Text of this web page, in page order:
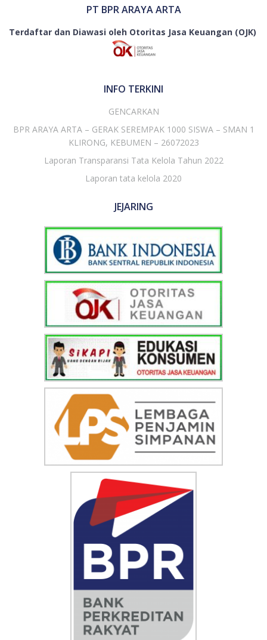
PT BPR ARAYA ARTA
Terdaftar dan Diawasi oleh Otoritas Jasa Keuangan (OJK)
INFO TERKINI
GENCARKAN
BPR ARAYA ARTA – GERAK SEREMPAK 1000 SISWA – SMAN 1
KLIRONG, KEBUMEN – 26072023
Laporan Transparansi Tata Kelola Tahun 2022
Laporan tata kelola 2020
JEJARING